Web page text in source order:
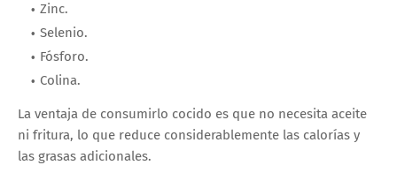
Zinc.
Selenio.
Fósforo.
Colina.
La ventaja de consumirlo cocido es que no necesita aceite
ni fritura, lo que reduce considerablemente las calorías y
las grasas adicionales.